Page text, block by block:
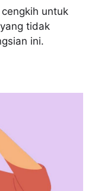
untuk
tidak
ini.